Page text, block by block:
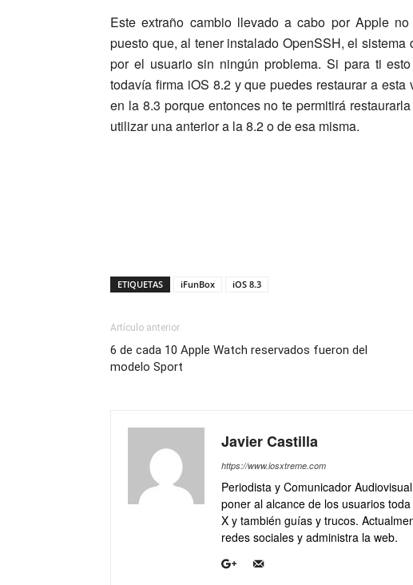
Este extraño cambio llevado a cabo por Apple
puesto que, al tener instalado OpenSSH, el
por el usuario sin ningún problema. Si para ti
todavía firma iOS 8.2 y que puedes restaurar a
en la 8.3 porque entonces no te permitirá
utilizar una anterior a la 8.2 o de esa misma.
ETIQUETAS iFunBox iOS 8.3
Artículo anterior
6 de cada 10 Apple Watch reservados fueron del
modelo Sport
Javier Castilla
https://www.iosxtreme.com
Periodista y Comunicador
poner al alcance de los usuarios
X y también guías y trucos.
redes sociales y administra la web.